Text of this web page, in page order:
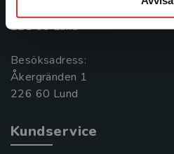
221 00 Lund
Besöksadress:
Åkergränden 1
Kundservice